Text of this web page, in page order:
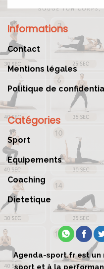
Informations
Contact
Mentions légales
Politique de
Catégories
Sport
Equipements
Coaching
Dietetique
Agenda-sport.fr est un
sport et à la